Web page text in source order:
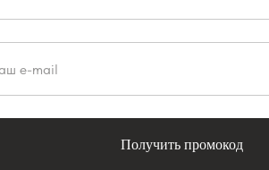
Купальные
Для
Изготовлено
Получить промокод